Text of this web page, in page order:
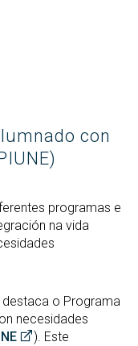
con
programas e
na vida
o Programa
necesidades
). Este